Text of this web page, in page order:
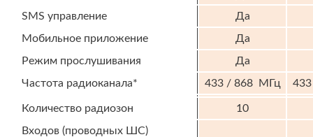
SMS управление
Да
Мобильное приложение
Да
Режим прослушивания
Да
Частота радиоканала*
433 / 868 МГц
Количество радиозон
10
Входов (проводных ШС)